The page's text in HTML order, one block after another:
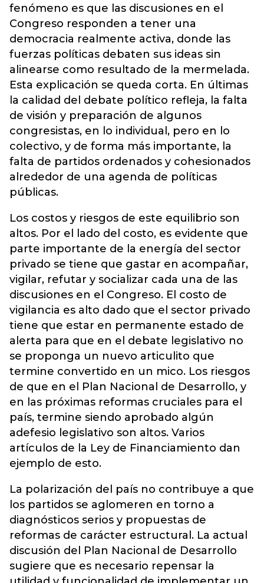
fenómeno es que las discusiones en el
Congreso responden a tener una
democracia realmente activa, donde las
fuerzas políticas debaten sus ideas sin
alinearse como resultado de la mermelada.
Esta explicación se queda corta. En últimas
la calidad del debate político refleja, la falta
de visión y preparación de algunos
congresistas, en lo individual, pero en lo
colectivo, y de forma más importante, la
falta de partidos ordenados y cohesionados
alrededor de una agenda de políticas
públicas.
Los costos y riesgos de este equilibrio son
altos. Por el lado del costo, es evidente que
parte importante de la energía del sector
privado se tiene que gastar en acompañar,
vigilar, refutar y socializar cada una de las
discusiones en el Congreso. El costo de
vigilancia es alto dado que el sector privado
tiene que estar en permanente estado de
alerta para que en el debate legislativo no
se proponga un nuevo articulito que
termine convertido en un mico. Los riesgos
de que en el Plan Nacional de Desarrollo, y
en las próximas reformas cruciales para el
país, termine siendo aprobado algún
adefesio legislativo son altos. Varios
artículos de la Ley de Financiamiento dan
ejemplo de esto.
La polarización del país no contribuye a que
los partidos se aglomeren en torno a
diagnósticos serios y propuestas de
reformas de carácter estructural. La actual
discusión del Plan Nacional de Desarrollo
sugiere que es necesario repensar la